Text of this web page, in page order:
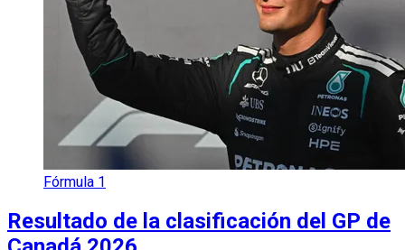
Fórmula 1
Resultado de la clasificación del GP de